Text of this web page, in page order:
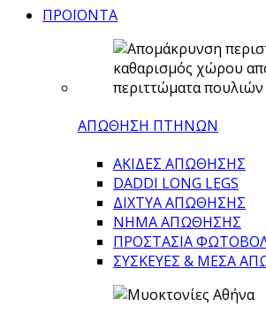
ΠΡΟΪΟΝΤΑ
ΑΠΩΘΗΣΗ ΠΤΗΝΩΝ
ΑΚΙΔΕΣ ΑΠΩΘΗΣΗΣ
DADDI LONG LEGS
ΔΙΧΤΥΑ ΑΠΩΘΗΣΗΣ
ΝΗΜΑ ΑΠΩΘΗΣΗΣ
ΠΡΟΣΤΑΣΙΑ
ΣΥΣΚΕΥΕΣ & ΜΕΣΑ